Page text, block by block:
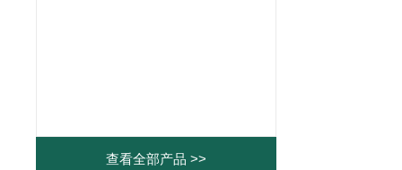
查看全部产品 >>